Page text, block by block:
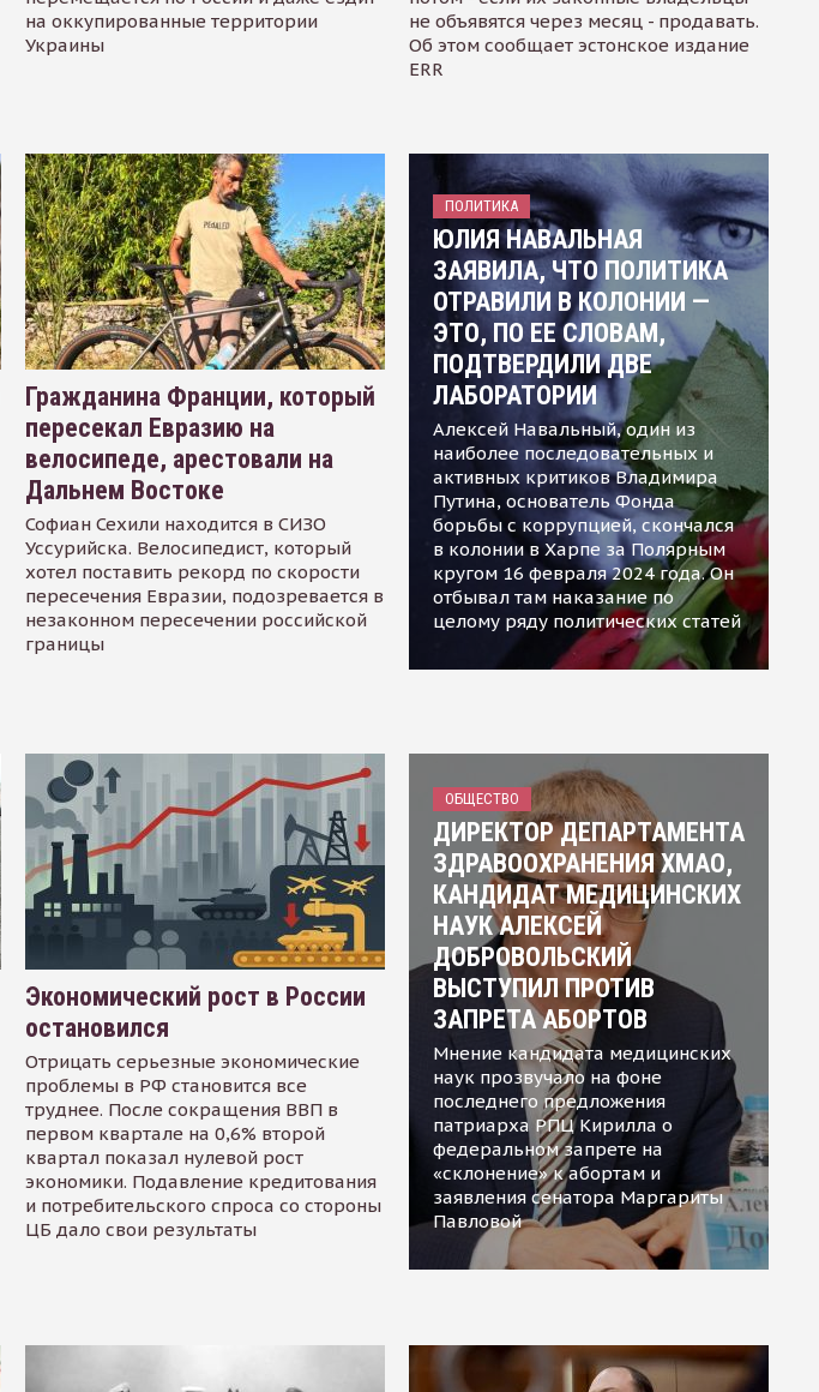
на оккупированные территории
Украины
не объявятся через месяц - продавать.
Об этом сообщает эстонское издание
ERR
Гражданина Франции, который
пересекал Евразию на
велосипеде, арестовали на
Дальнем Востоке
Софиан Сехили находится в СИЗО
Уссурийска. Велосипедист, который
хотел поставить рекорд по скорости
пересечения Евразии, подозревается в
незаконном пересечении российской
границы
ПОЛИТИКА
ЮЛИЯ НАВАЛЬНАЯ
ЗАЯВИЛА, ЧТО ПОЛИТИКА
ОТРАВИЛИ В КОЛОНИИ —
ЭТО, ПО ЕЕ СЛОВАМ,
ПОДТВЕРДИЛИ ДВЕ
ЛАБОРАТОРИИ
Алексей Навальный, один из
наиболее последовательных и
активных критиков Владимира
Путина, основатель Фонда
борьбы с коррупцией, скончался
в колонии в Харпе за Полярным
кругом 16 февраля 2024 года. Он
отбывал там наказание по
целому ряду политических статей
Экономический рост в России
остановился
Отрицать серьезные экономические
проблемы в РФ становится все
труднее. После сокращения ВВП в
первом квартале на 0,6% второй
квартал показал нулевой рост
экономики. Подавление кредитования
и потребительского спроса со стороны
ЦБ дало свои результаты
ОБЩЕСТВО
ДИРЕКТОР ДЕПАРТАМЕНТА
ЗДРАВООХРАНЕНИЯ ХМАО,
КАНДИДАТ МЕДИЦИНСКИХ
НАУК АЛЕКСЕЙ
ДОБРОВОЛЬСКИЙ
ВЫСТУПИЛ ПРОТИВ
ЗАПРЕТА АБОРТОВ
Мнение кандидата медицинских
наук прозвучало на фоне
последнего предложения
патриарха РПЦ Кирилла о
федеральном запрете на
«склонение» к абортам и
заявления сенатора Маргариты
Павловой